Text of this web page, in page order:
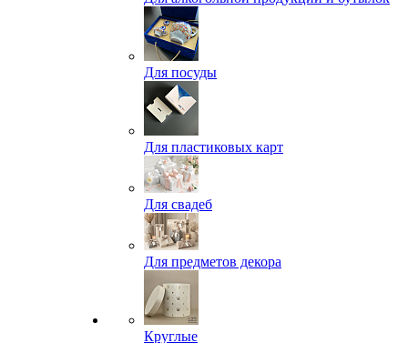
Для посуды
Для пластиковых карт
Для свадеб
Для предметов декора
Круглые